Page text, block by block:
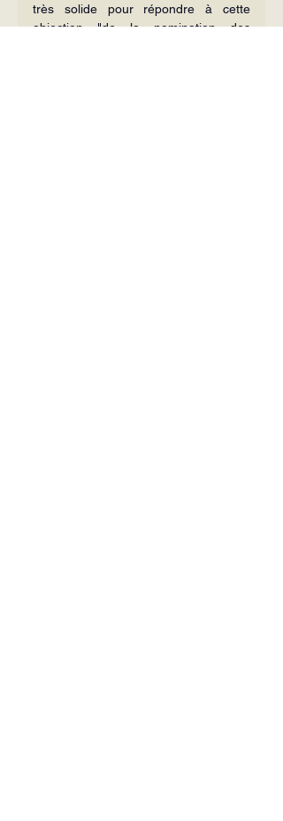
très solide pour répondre à cette
objection "de la nomination des